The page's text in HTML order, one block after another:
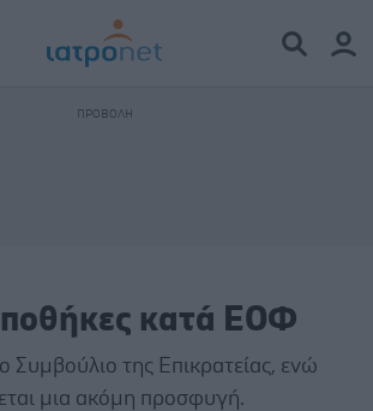
κατά ΕΟΦ
Συμβούλιο της Επικρατείας, ενώ
μια ακόμη προσφυγή.